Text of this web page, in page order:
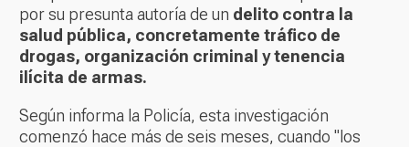
por su presunta autoría de un delito contra la
salud pública, concretamente tráfico de
drogas, organización criminal y tenencia
ilícita de armas.
Según informa la Policía, esta investigación
comenzó hace más de seis meses, cuando "los